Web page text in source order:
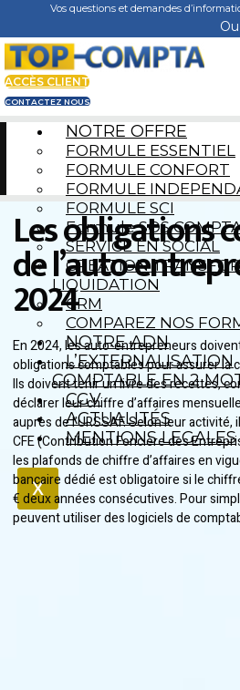
content
Vos questions et demandes
ACCÈS CLIENT
CONTACTEZ NOUS
NOTRE OFFRE
FORMULE ESSENTIEL
FORMULE CONFORT
FORMULE
FORMULE SCI
Formule SOS
SERVICE EN SOCIAL
CREATION
LIQUIDATION
CRM
COMPAREZ NOS
NOTRE ADN
L’EXTERNALISATION
COMPTABLE EN 2
CGV
ACTUALITÉS
MENTIONS LEGALES
X
Les obligations
de l’auto-
2024
En 2024, les auto-entrepreneurs
obligations comptables pour assurer la
Ils doivent tenir un livre des recettes,
déclarer leur chiffre d’affaires
auprès de l’URSSAF. Selon leur
CFE (Contribution Foncière des
les plafonds de chiffre d’affaires en
bancaire dédié est obligatoire si le
€ deux années consécutives. Pour
peuvent utiliser des logiciels de